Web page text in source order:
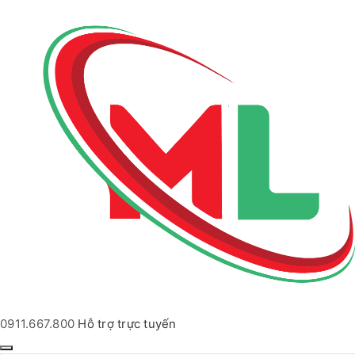
0911.667.800 Hỗ trợ trực tuyến